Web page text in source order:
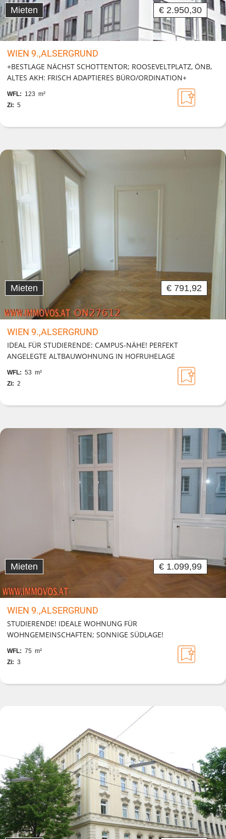
Mieten € 2.950,30
WIEN 9.,ALSERGRUND
+BESTLAGE NÄCHST SCHOTTENTOR; ROOSEVELTPLATZ, ÖNB,
ALTES AKH: FRISCH ADAPTIERES BÜRO/ORDINATION+
WFL: 123 m²
Zi: 5
Mieten € 791,92
WIEN 9.,ALSERGRUND
IDEAL FÜR STUDIERENDE: CAMPUS-NÄHE! PERFEKT
ANGELEGTE ALTBAUWOHNUNG IN HOFRUHELAGE
WFL: 53 m²
Zi: 2
Mieten € 1.099,99
WIEN 9.,ALSERGRUND
STUDIERENDE! IDEALE WOHNUNG FÜR
WOHNGEMEINSCHAFTEN; SONNIGE SÜDLAGE!
WFL: 75 m²
Zi: 3